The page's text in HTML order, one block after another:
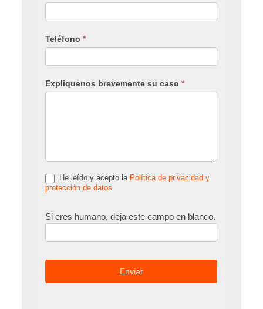
Teléfono*
Expliquenos brevemente su caso*
He leído y acepto la Política de privacidad y
protección de datos
Si eres humano, deja este campo en blanco.